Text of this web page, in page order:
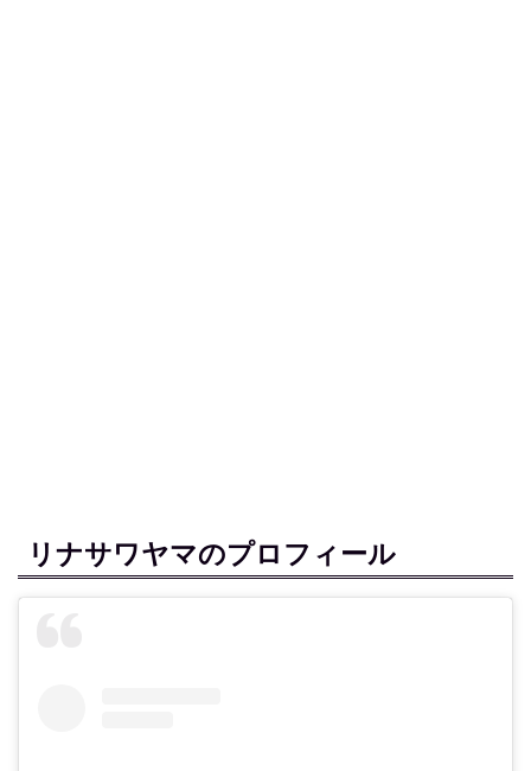
リナサワヤマのプロフィール